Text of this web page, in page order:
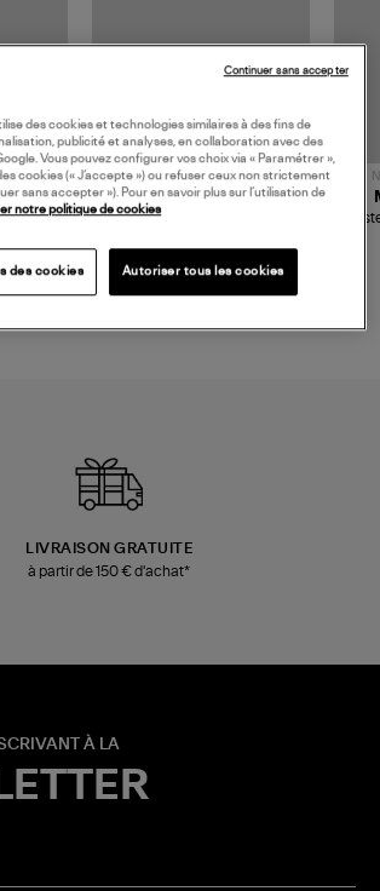
NOUVELLE COLLECTION
TORAL
Mocassins Killian Sport
LIVRAISON GRATUITE
à partir de 150 € d'achat*
À LA
des cookies et technologies similaires à des fins de
publicité et analyses, en collaboration avec des
Vous pouvez configurer vos choix via « Paramétrer »,
cookies (« J’accepte ») ou refuser ceux non strictement
sans accepter »). Pour en savoir plus sur l’utilisation de
notre politique de cookies
des cookies Autoriser tous les cookies
Continuer sans accepter